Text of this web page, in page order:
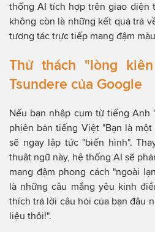
thống AI tích hợp trên giao diện
không còn là những kết quả trả
tương tác trực tiếp mang đậm
Thử thách "lòng
Tsundere của Google
Nếu bạn nhập cụm từ tiếng Anh
phiên bản tiếng Việt "Bạn là một
sẽ ngay lập tức "biến hình".
thuật ngữ này, hệ thống AI sẽ
mang đậm phong cách "ngoài
là những câu mắng yêu kinh
thích trả lời câu hỏi của bạn đâu
liệu thôi!".